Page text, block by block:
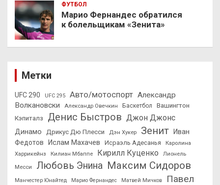
ФУТБОЛ
Марио Фернандес обратился
к болельщикам «Зенита»
Метки
UFC 290 UFC 295 Авто/мотоспорт Александр
Волкановски
Александр Овечкин Баскетбол
Вашингтон
Кэпиталз
Денис Быстров Джон Джонс
Динамо Дрикус Дю Плесси Дэн Хукер Зенит
Иван
Федотов
Ислам Махачев Исраэль Адесанья
Каролина
Харрикейнз
Килиан Мбаппе Кирилл Куценко
Лионель
Месси
Любовь Энина Максим Сидоров
Манчестер Юнайтед Марио Фернандес Матвей Мичков
Павел